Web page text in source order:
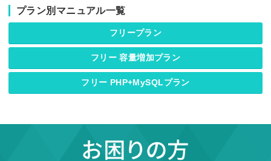
プラン別マニュアル一覧
フリープラン
フリー 容量増加プラン
フリー PHP+MySQLプラン